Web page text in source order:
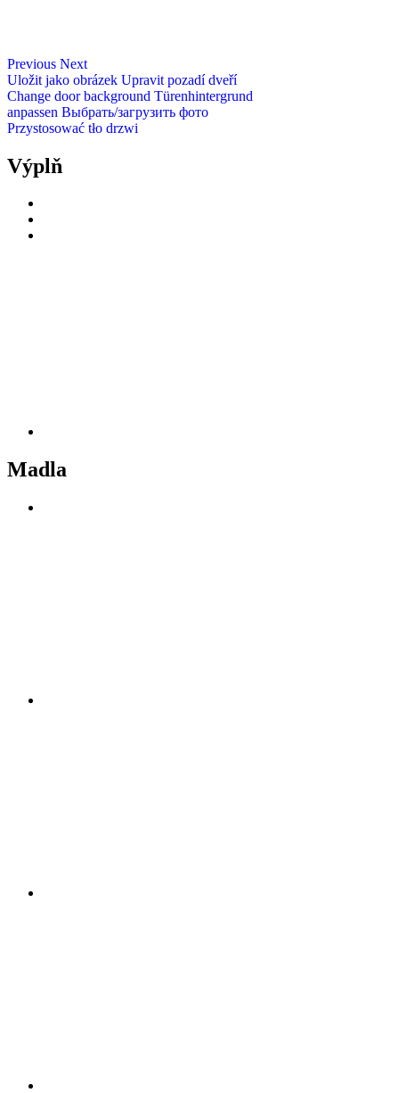
Previous Next
Uložit jako obrázek Upravit pozadí dveří
Change door background Türenhintergrund
anpassen Выбрать/загрузить фото
Przystosować tło drzwi
Výplň
Madla